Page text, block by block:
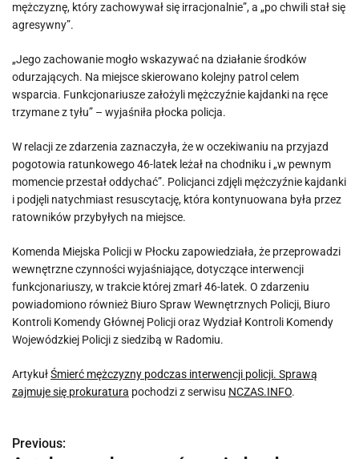
mężczyznę, który zachowywał się irracjonalnie”, a „po chwili stał się
agresywny”.
„Jego zachowanie mogło wskazywać na działanie środków
odurzających. Na miejsce skierowano kolejny patrol celem
wsparcia. Funkcjonariusze założyli mężczyźnie kajdanki na ręce
trzymane z tyłu” – wyjaśniła płocka policja.
W relacji ze zdarzenia zaznaczyła, że w oczekiwaniu na przyjazd
pogotowia ratunkowego 46-latek leżał na chodniku i „w pewnym
momencie przestał oddychać”. Policjanci zdjęli mężczyźnie kajdanki
i podjęli natychmiast resuscytację, która kontynuowana była przez
ratowników przybyłych na miejsce.
Komenda Miejska Policji w Płocku zapowiedziała, że przeprowadzi
wewnętrzne czynności wyjaśniające, dotyczące interwencji
funkcjonariuszy, w trakcie której zmarł 46-latek. O zdarzeniu
powiadomiono również Biuro Spraw Wewnętrznych Policji, Biuro
Kontroli Komendy Głównej Policji oraz Wydział Kontroli Komendy
Wojewódzkiej Policji z siedzibą w Radomiu.
ArtykułŚmierć mężczyzny podczas interwencji policji. Sprawą
zajmuje się prokuratura pochodzi z serwisu NCZAS.INFO.
N
Previous: